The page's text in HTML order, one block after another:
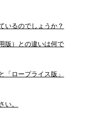
いるのでしょうか？
版）との違いは何で
「ロープライス版」
い。